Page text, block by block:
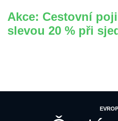
Akce: Cestovní
slevou 20 % při